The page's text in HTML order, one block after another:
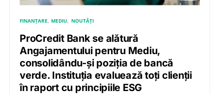
FINANȚARE MEDIU NOUTĂȚI
ProCredit Bank se alătură
Angajamentului pentru Mediu,
consolidându-și poziția de bancă
verde. Instituția evaluează toți clienții
în raport cu principiile ESG